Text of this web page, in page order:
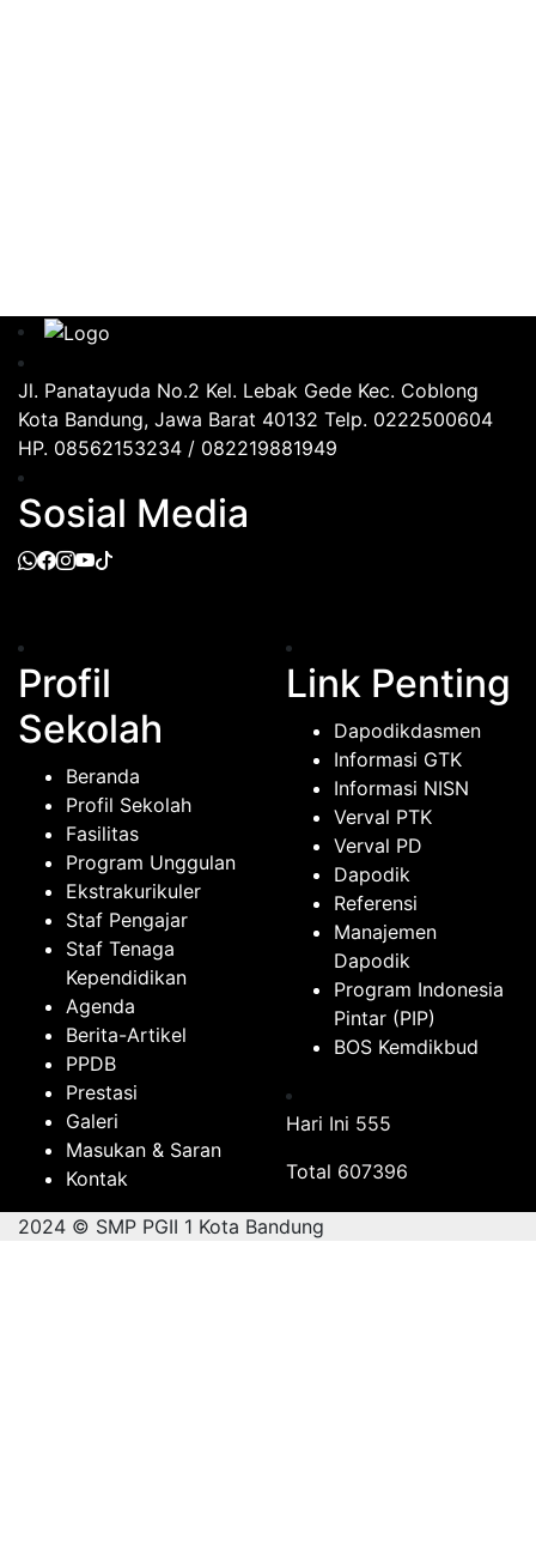
Jl. Panatayuda No.2 Kel. Lebak Gede Kec. Coblong
Kota Bandung, Jawa Barat 40132 Telp. 0222500604
HP. 08562153234 / 082219881949
Sosial Media
Profil
Sekolah
Beranda
Profil Sekolah
Fasilitas
Program Unggulan
Ekstrakurikuler
Staf Pengajar
Staf Tenaga
Kependidikan
Agenda
Berita-Artikel
PPDB
Prestasi
Galeri
Masukan & Saran
Kontak
Link Penting
Dapodikdasmen
Informasi GTK
Informasi NISN
Verval PTK
Verval PD
Dapodik
Referensi
Manajemen
Dapodik
Program Indonesia
Pintar (PIP)
BOS Kemdikbud
Hari Ini 555
Total 607396
2024 © SMP PGII 1 Kota Bandung